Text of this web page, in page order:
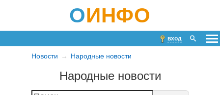
ОИНФО
вход
Новости Народные новости
Народные новости